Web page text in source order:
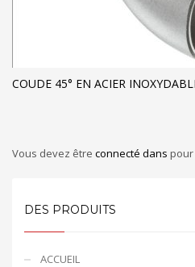
COUDE 45° EN ACIER
Vous devez être connecté dans pour
DES PRODUITS
ACCUEIL